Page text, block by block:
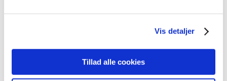
Vis detaljer
Tillad alle cookies
marts (13)
januar (17)